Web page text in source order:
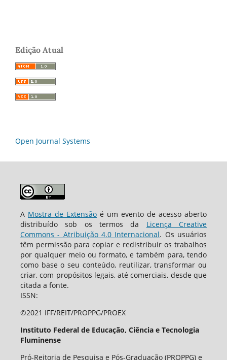
Edição Atual
Open Journal Systems
A Mostra de Extensão é um evento de acesso aberto
distribuído sob os termos da Licença Creative
Commons - Atribuição 4.0 Internacional. Os usuários
têm permissão para copiar e redistribuir os trabalhos
por qualquer meio ou formato, e também para, tendo
como base o seu conteúdo, reutilizar, transformar ou
criar, com propósitos legais, até comerciais, desde que
citada a fonte.
ISSN:
©2021 IFF/REIT/PROPPG/PROEX
Instituto Federal de Educação, Ciência e Tecnologia
Fluminense
Pró-Reitoria de Pesquisa e Pós-Graduação (PROPPG) e